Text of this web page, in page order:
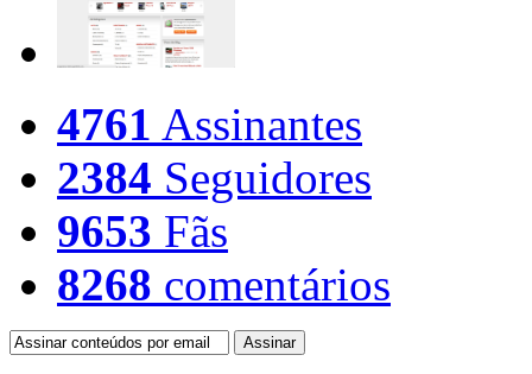
4761 Assinantes
2384 Seguidores
9653 Fãs
8268 comentários